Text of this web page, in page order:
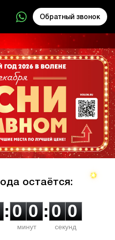
Обратный звонок
остаётся:
:
0
0
0
0
минут
:
0
0
0
0
секунд